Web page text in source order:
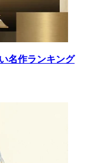
名作ランキング